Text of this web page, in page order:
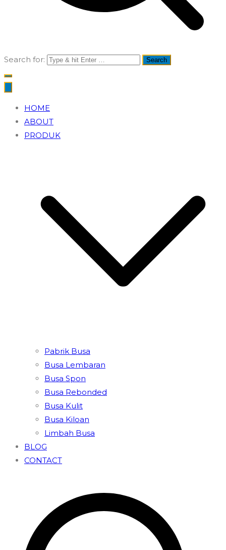
Search for:
HOME
ABOUT
PRODUK
Pabrik Busa
Busa Lembaran
Busa Spon
Busa Rebonded
Busa Kulit
Busa Kiloan
Limbah Busa
BLOG
CONTACT